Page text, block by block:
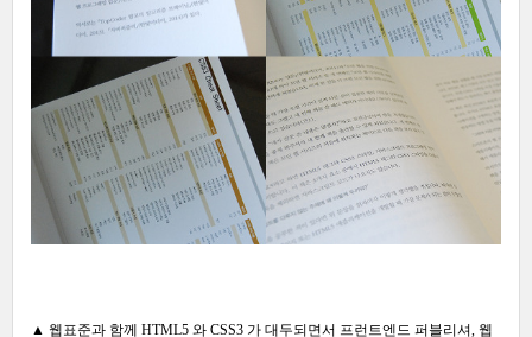
▲ 웹표준과 함께 HTML5 와 CSS3 가 대두되면서 프런트엔드 퍼블리셔, 웹